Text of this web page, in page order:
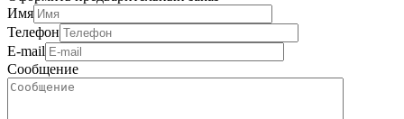
Имя
Телефон
E-mail
Сообщение